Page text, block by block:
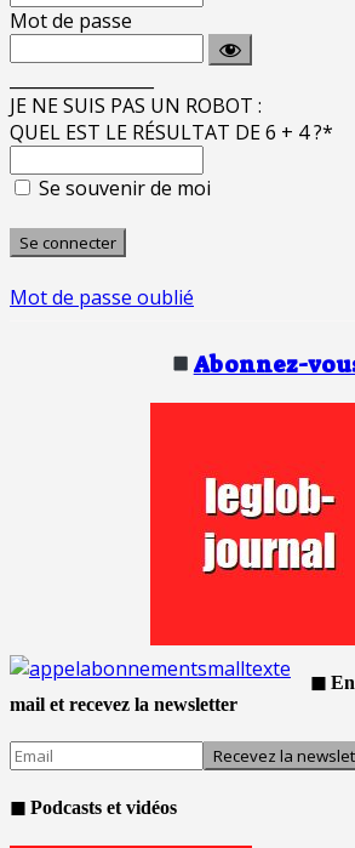
Mot de passe
JE NE SUIS PAS UN ROBOT :
QUEL EST LE RÉSULTAT DE 6 + 4 ?*
Se souvenir de moi
Mot de passe oublié
Abonnez-
◼
mail et recevez la newsletter
◼ Podcasts et vidéos